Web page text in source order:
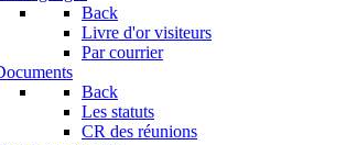
Back
Livre d'or visiteurs
Par courrier
Back
Les statuts
CR des réunions